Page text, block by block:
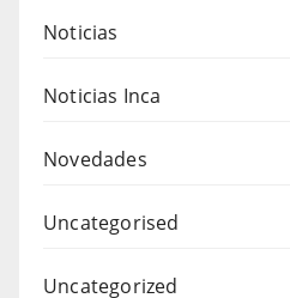
Noticias
Noticias Inca
Novedades
Uncategorised
Uncategorized